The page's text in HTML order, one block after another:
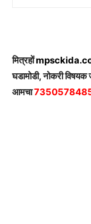
मित्रहों
घडामोडी, नोकरी विषयक
आमचा